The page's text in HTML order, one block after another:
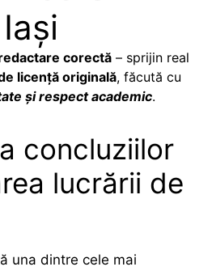
Iași
corectă– sprijin real
licență originală, făcută cu
și respect academic.
concluziilor
lucrării de
una dintre cele mai